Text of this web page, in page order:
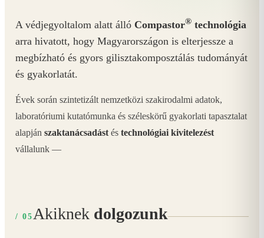
A védjegyoltalom alatt álló Compastor® technológia
arra hivatott, hogy Magyarországon is elterjessze a
megbízható és gyors gilisztakomposztálás tudományát
és gyakorlatát.
Évek során szintetizált nemzetközi szakirodalmi adatok,
laboratóriumi kutatómunka és széleskörű gyakorlati tapasztalat
alapján szaktanácsadást és technológiai kivitelezést
vállalunk —
/ 05 Akiknek dolgozunk